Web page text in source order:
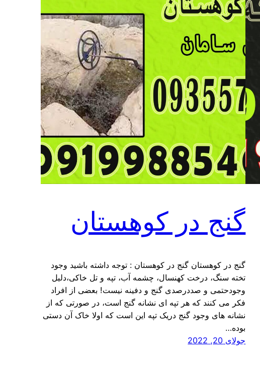
گنج در کوهستان
گنج در کوهستان گنج در کوهستان : توجه داشته باشید وجود
تخته سنگ، درخت کهنسال، چشمه آب، تپه و تل خاکی،دلیل
وجودحتمی و صددرصدی گنج و دفینه نیست! بعضی از افراد
فکر می کنند که هر تپه ای نشانه گنج است، در صورتی که از
نشانه های وجود گنج دریک تپه این است که اولا خاک آن دستی
بوده…
جولای 20, 2022